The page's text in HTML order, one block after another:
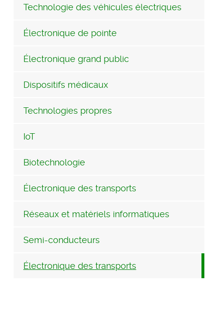
Technologie des véhicules électriques
Électronique de pointe
Électronique grand public
Dispositifs médicaux
Technologies propres
IoT
Biotechnologie
Électronique des transports
Réseaux et matériels informatiques
Semi-conducteurs
Électronique des transports